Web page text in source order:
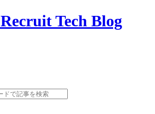
Recruit Tech Blog